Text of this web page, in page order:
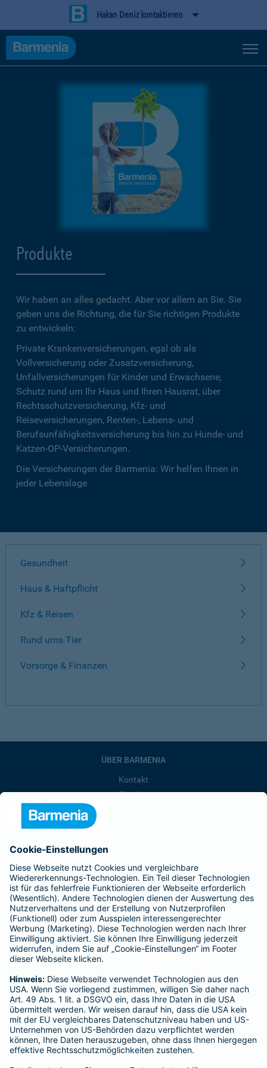
Hakan Deniz kontaktieren
Produkte
Wir haben an alles gedacht. Aber vor allem an Sie. Sie
geben uns die Richtung, die für Sie richtigen Produkte
zu entwickeln:
Private Krankenversicherungen, egal ob als
Vollversicherung oder Zusatzversicherung,
Unfallversicherungen für Kinder und Erwachsene,
Schutz rund um Ihr Haus und Ihren Hausrat, über
Rechtsschutzversicherung, Kfz- und
Reiseversicherungen, Renten-, Lebens- und
Berufsunfähigkeitsversicherung bis hin zu Hunde- und
Katzen-OP-Versicherungen.
Die Versicherungen der Barmenia: Wir helfen Ihnen in
jeder Lebenslage
Gesundheit
Haus & Haftpflicht
Kfz & Reisen
Rund ums Tier
Vorsorge & Finanzen
ÜBER BARMENIA
Kontakt
Karriere
Affiliate-Partner werden
Barmenia ist Teil der BarmeniaGothaer
BELIEBTE SEITEN
Kranken-Zusatzversicherung
Tierversicherungen
Haftpflichtversicherung
Hausratversicherung
SERVICE
Adresse ändern
Schaden melden
Kilometerstandsmeldung
Serviceübersicht